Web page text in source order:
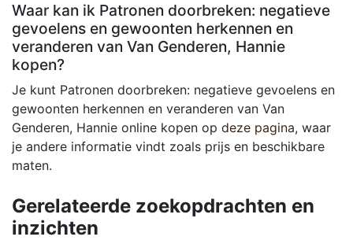
Waar kan ik Patronen doorbreken: negatieve
gevoelens en gewoonten herkennen en
veranderen van Van Genderen, Hannie
kopen?
Je kunt Patronen doorbreken: negatieve gevoelens en
gewoonten herkennen en veranderen van Van
Genderen, Hannie online kopen op deze pagina, waar
je andere informatie vindt zoals prijs en beschikbare
maten.
Gerelateerde zoekopdrachten en
inzichten